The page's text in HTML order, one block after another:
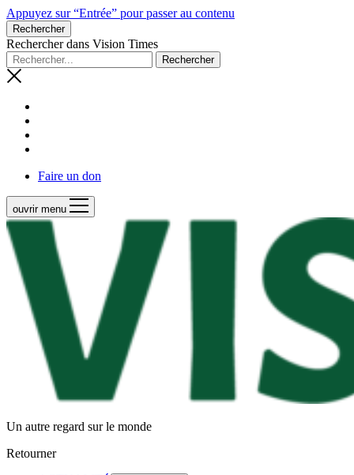
Appuyez sur “Entrée” pour passer au contenu
Rechercher
Rechercher dans Vision Times
Faire un don
ouvrir menu
Un autre regard sur le monde
Retourner